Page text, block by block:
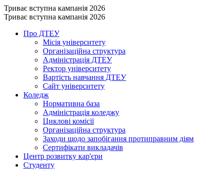
Триває вступна кампанія 2026
Триває вступна кампанія 2026
Про ДТЕУ
Місія університету
Організаційна структура
Адміністрація ДТЕУ
Ректор університету
Вартість навчання ДТЕУ
Сайт університету
Коледж
Нормативна база
Адміністрація коледжу
Циклові комісії
Організаційна структура
Заходи щодо запобігання протиправним діям
Сертифікати викладачів
Центр розвитку кар'єри
Студенту